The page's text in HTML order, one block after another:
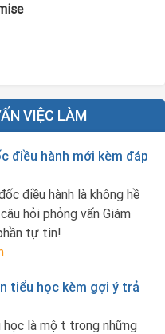
VIỆC LÀM
điều hành mới kèm đáp
điều hành là không hề
hỏi phỏng vấn Giám
tự tin!
tiểu học kèm gợi ý trả
học là một trong những